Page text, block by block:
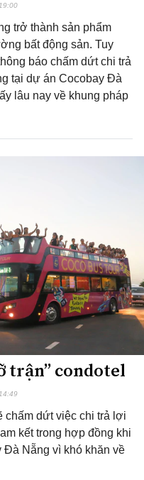
trở thành sản phẩm
bất động sản. Tuy
báo chấm dứt chi trả
tại dự án Cocobay Đà
lâu nay về khung pháp
trận” condotel
chấm dứt việc chi trả lợi
kết trong hợp đồng khi
Đà Nẵng vì khó khăn về